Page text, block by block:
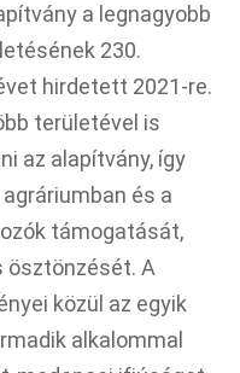
a legnagyobb
230.
hirdetett 2021-re.
területével is
az alapítvány, így
és a
támogatását,
ösztönzését. A
közül az egyik
alkalommal